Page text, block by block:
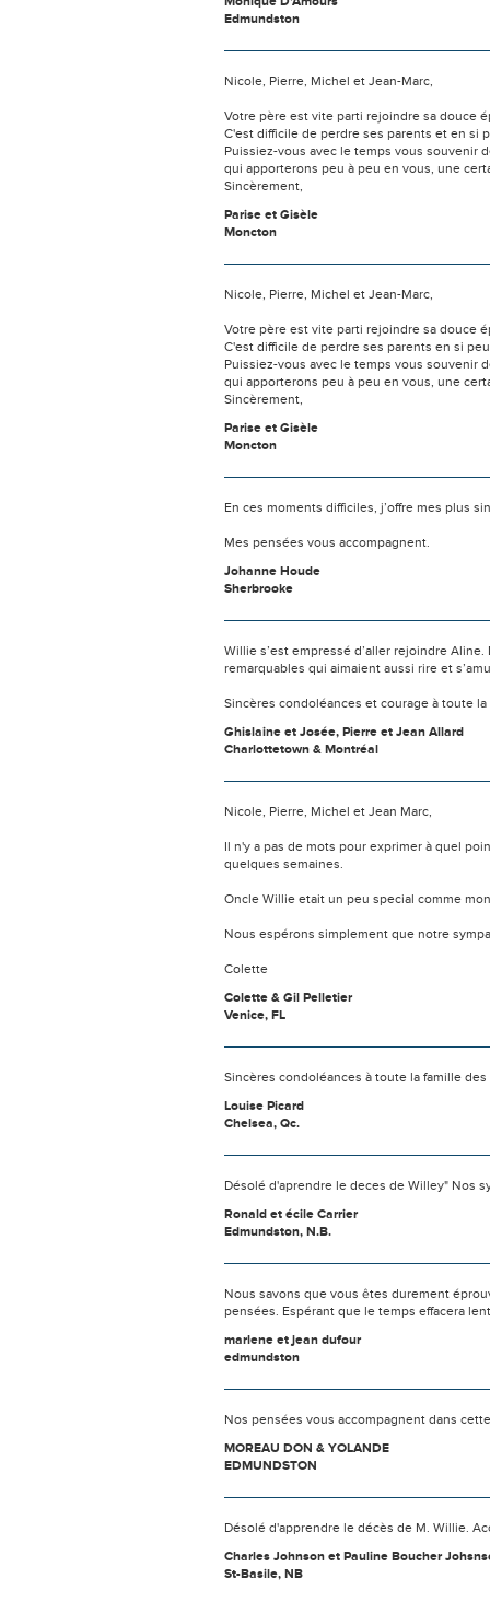
Edmundston
Nicole, Pierre, Michel et Jean-Marc,
Votre père est vite parti rejoindre sa douce
C'est difficile de perdre ses parents et en si
Puissiez-vous avec le temps vous souvenir
qui apporterons peu à peu en vous, une
Sincèrement,
Parise et Gisèle
Moncton
Nicole, Pierre, Michel et Jean-Marc,
Votre père est vite parti rejoindre sa douce
C'est difficile de perdre ses parents en si
Puissiez-vous avec le temps vous souvenir
qui apporterons peu à peu en vous, une
Sincèrement,
Parise et Gisèle
Moncton
En ces moments difficiles, j’offre mes plus
Mes pensées vous accompagnent.
Johanne Houde
Sherbrooke
Willie s’est empressé d’aller rejoindre
remarquables qui aimaient aussi rire et
Sincères condoléances et courage à toute la
Ghislaine et Josée, Pierre et Jean Allard
Charlottetown & Montréal
Nicole, Pierre, Michel et Jean Marc,
Il n'y a pas de mots pour exprimer à quel
quelques semaines.
Oncle Willie etait un peu special comme
Nous espérons simplement que notre
Colette
Colette & Gil Pelletier
Venice, FL
Sincères condoléances à toute la famille
Louise Picard
Chelsea, Qc.
Désolé d'aprendre le deces de Willey" Nos
Ronald et écile Carrier
Edmundston, N.B.
Nous savons que vous êtes durement
pensées. Espérant que le temps effacera
marlene et jean dufour
edmundston
Nos pensées vous accompagnent dans
MOREAU DON & YOLANDE
EDMUNDSTON
Désolé d'apprendre le décès de M. Willie.
Charles Johnson et Pauline Boucher
St-Basile, NB